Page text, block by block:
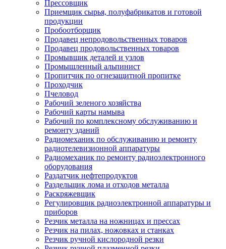
Прессовщик
Приемщик сырья, полуфабрикатов и готовой
продукции
Пробоотборщик
Продавец непродовольственных товаров
Продавец продовольственных товаров
Промывщик деталей и узлов
Промышленный альпинист
Пропитчик по огнезащитной пропитке
Проходчик
Пчеловод
Рабочий зеленого хозяйства
Рабочий карты намыва
Рабочий по комплексному обслуживанию и
ремонту зданий
Радиомеханик по обслуживанию и ремонту
радиотелевизионной аппаратуры
Радиомеханик по ремонту радиоэлектронного
оборудования
Раздатчик нефтепродуктов
Раздельщик лома и отходов металла
Раскряжевщик
Регулировщик радиоэлектронной аппаратуры и
приборов
Резчик металла на ножницах и прессах
Резчик на пилах, ножовках и станках
Резчик ручной кислородной резки